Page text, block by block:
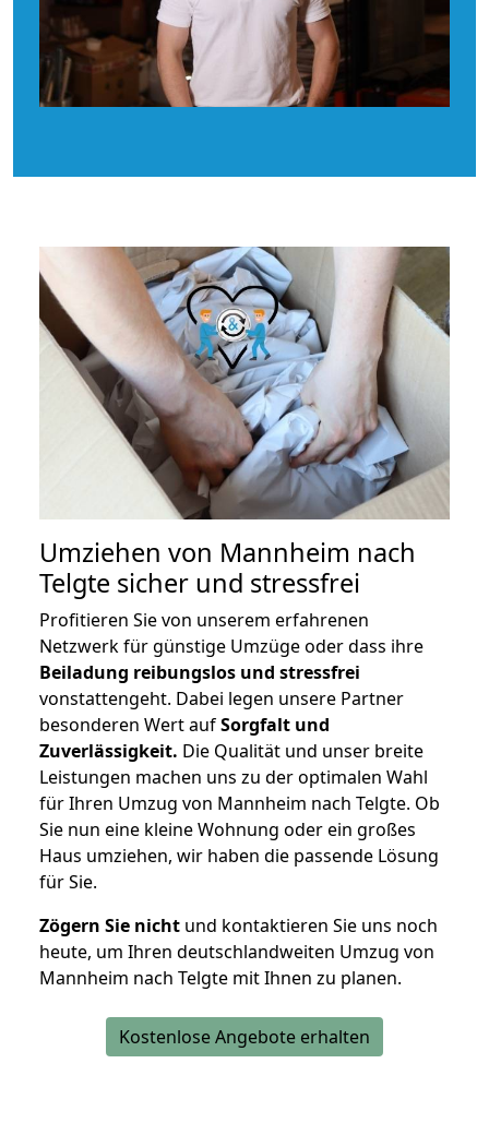
Umziehen von Mannheim nach
Telgte sicher und stressfrei
Profitieren Sie von unserem erfahrenen
Netzwerk für günstige Umzüge oder dass ihre
Beiladung reibungslos und stressfrei
vonstattengeht. Dabei legen unsere Partner
besonderen Wert aufSorgfalt und
Zuverlässigkeit. Die Qualität und unser breite
Leistungen machen uns zu der optimalen Wahl
für Ihren Umzug von Mannheim nach Telgte. Ob
Sie nun eine kleine Wohnung oder ein großes
Haus umziehen, wir haben die passende Lösung
für Sie.
Zögern Sie nicht und kontaktieren Sie uns noch
heute, um Ihren deutschlandweiten Umzug von
Mannheim nach Telgte mit Ihnen zu planen.
Kostenlose Angebote erhalten